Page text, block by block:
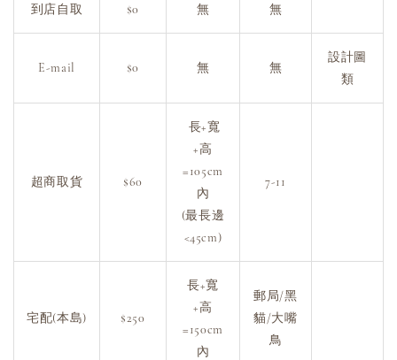
到店自取 $0 無 無
E-mail $0 無 無
設計圖
類
超商取貨 $60
長+寬
+高
=105cm
內
(最長邊
<45cm)
7-11
宅配(本島) $250
長+寬
+高
=150cm
內
郵局/黑
貓/大嘴
鳥